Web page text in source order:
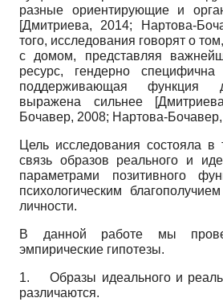
разные ориентирующие и
[Дмитриева, 2014; Нартова-
того, исследования говорят о
с домом, представляя
ресурс, гендерно
поддерживающая функция
выражена сильнее
[
Бочавер, 2008; Нартова-
Цель исследования состояла в
связь образов реального и
параметрами позитивного
психологическим
личности.
В данной работе мы
эмпирические гипотезы.
1.Образы идеального и
различаются.